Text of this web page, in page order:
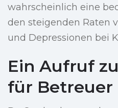
wahrscheinlich eine
den steigenden Raten
und Depressionen bei
Ein Aufruf
für Betreuer